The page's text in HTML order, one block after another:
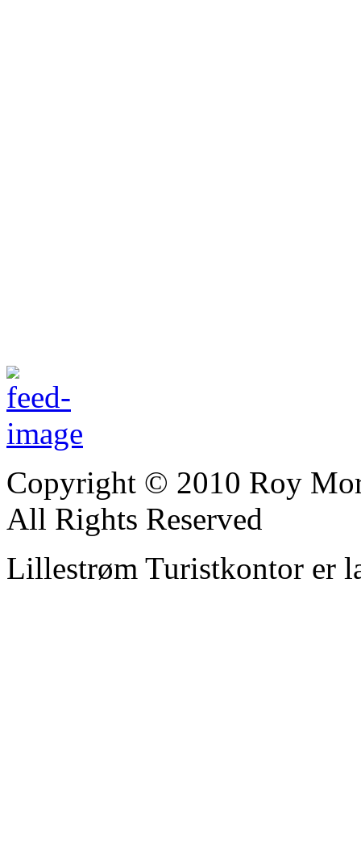
Copyright © 2010 Roy
All Rights Reserved
Lillestrøm Turistkontor er